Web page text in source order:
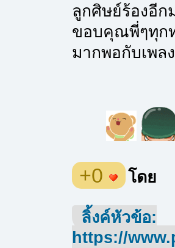
ลูกศิษย์ร้องอีก
ขอบคุณพี่ๆทุก
มากพอกับเพล
+0 โดย
ลิ้งค์หัวข้อ:
https://